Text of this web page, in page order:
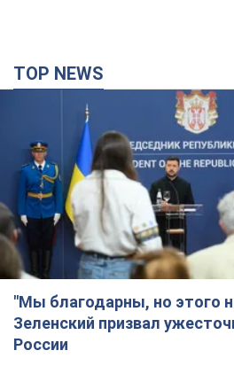
TOP NEWS
"Мы благодарны, но этого
Зеленский призвал
России